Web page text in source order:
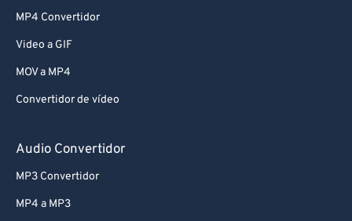
MP4 Convertidor
Video a GIF
MOV a MP4
Convertidor de vídeo
Audio Convertidor
MP3 Convertidor
MP4 a MP3